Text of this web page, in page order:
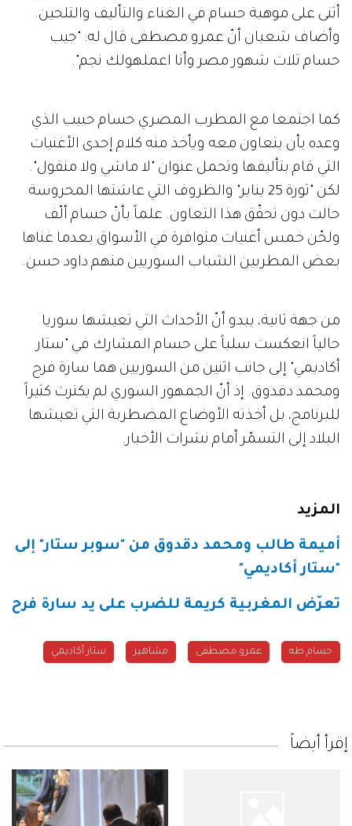
أثنى على موهبة حسام في الغناء والتأليف والتلحين.
وأضاف شعبان أنّ عمرو مصطفى قال له: "جيب
حسام تلات شهور مصر وأنا اعملهولك نجم".
كما اجتمعا مع المطرب المصري حسام حبيب الذي
وعده بأن يتعاون معه ويأخذ منه كلام إحدى الأغنيات
التي قام بتأليفها وتحمل عنوان "لا ماشي ولا منقول".
لكن "ثورة 25 يناير" والظروف التي عاشتها المحروسة
حالت دون تحقّق هذا التعاون. علماً بأنّ حسام ألّف
ولحّن خمس أغنيات متوافرة في الأسواق بعدما غناها
بعض المطربين الشباب السوريين منهم داود حسن.
من جهة ثانية، يبدو أنّ الأحداث التي تعيشها سوريا
حالياً انعكست سلباً على حسام المشارك في "ستار
أكاديمي" إلى جانب اثنين من السوريين هما سارة فرح
ومحمد دقدوق. إذ أنّ الجمهور السوري لم يكترث كثيراً
للبرنامج، بل أخذته الأوضاع المضطربة التي تعيشها
البلاد إلى التسمّر أمام نشرات الأخبار.
المزيد
أميمة طالب ومحمد دقدوق من "سوبر ستار" إلى
"ستار أكاديمي"
تعرّض المغربية كريمة للضرب على يد سارة فرح
حسام طه عمرو مصطفى مشاهير ستار أكاديمي
إقرأ أيضاً